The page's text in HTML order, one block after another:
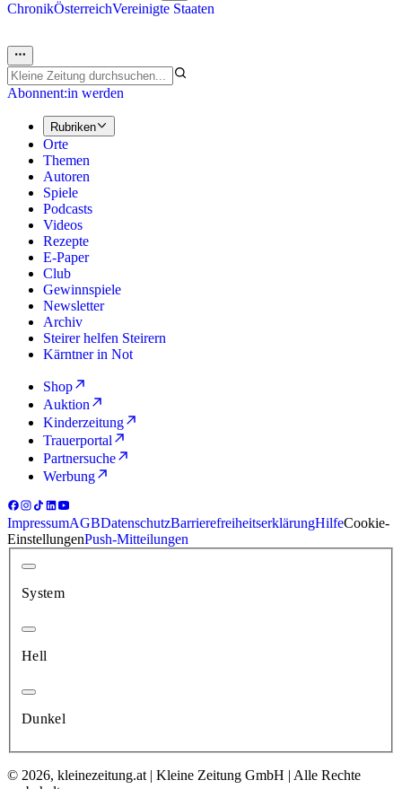
ChronikÖsterreichVereinigte Staaten
Abonnent:in werden
Rubriken
Orte
Themen
Autoren
Spiele
Podcasts
Videos
Rezepte
E-Paper
Club
Gewinnspiele
Newsletter
Archiv
Steirer helfen Steirern
Kärntner in Not
Shop
Auktion
Kinderzeitung
Trauerportal
Partnersuche
Werbung
ImpressumAGBDatenschutzBarrierefreiheitserklärungHilfeCookie-
EinstellungenPush-Mitteilungen
System
Hell
Dunkel
© 2026, kleinezeitung.at | Kleine Zeitung GmbH | Alle Rechte